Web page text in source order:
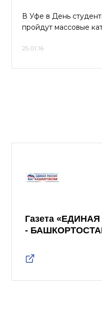
В Уфе в День
пройдут массовые
25.01.16
Газета
-